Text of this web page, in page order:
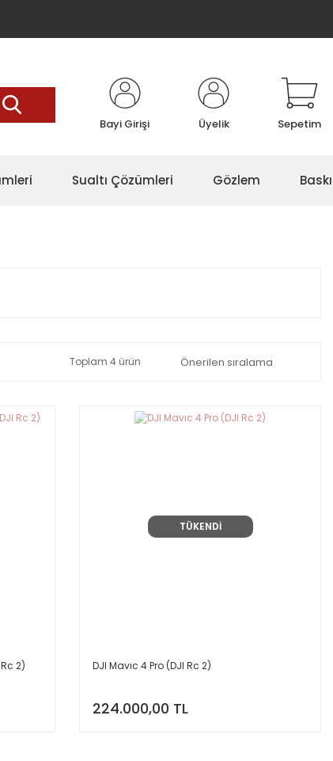
Bayi Girişi Üyelik Sepetim
Sualtı Çözümleri Gözlem
Toplam 4 ürün
2)
TÜKENDİ
DJI Mavıc 4 Pro (DJI Rc 2)
224.000,00 TL